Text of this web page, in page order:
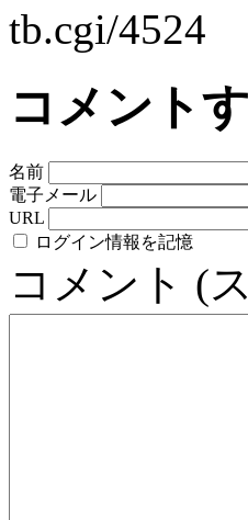
tb.cgi/4524
コメント
名前
電子メール
URL
ログイン情報を記憶
コメント (